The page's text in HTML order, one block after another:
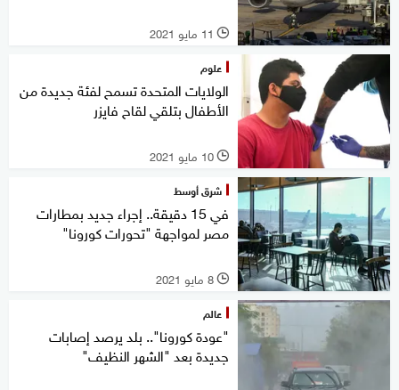
l 11 مايو 2021
علوم
الولايات المتحدة تسمح لفئة جديدة من
الأطفال بتلقي لقاح فايزر
l 10 مايو 2021
شرق أوسط
في 15 دقيقة.. إجراء جديد بمطارات
مصر لمواجهة "تحورات كورونا"
l 8 مايو 2021
عالم
"عودة كورونا".. بلد يرصد إصابات
جديدة بعد "الشهر النظيف"